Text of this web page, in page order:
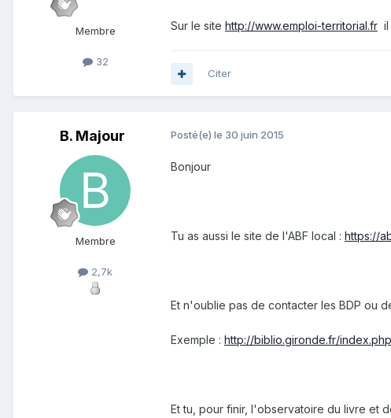
Membre
32
Sur le site http://www.emploi-territorial.fr
Citer
B. Majour
Membre
2,7k
Posté(e) le 30 juin 2015
Bonjour
Tu as aussi le site de l'ABF local : https://
Et n'oublie pas de contacter les BDP ou
Exemple : http://biblio.gironde.fr/
Et tu, pour finir, l'observatoire du livre et